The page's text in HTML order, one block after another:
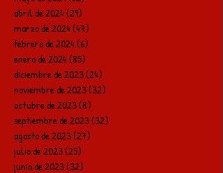
abril de 2024(29)
marzo de 2024(47)
febrero de 2024(6)
enero de 2024(85)
diciembre de 2023(24)
noviembre de 2023(32)
octubre de 2023(8)
septiembre de 2023(32)
agosto de 2023(27)
julio de 2023(25)
junio de 2023(32)